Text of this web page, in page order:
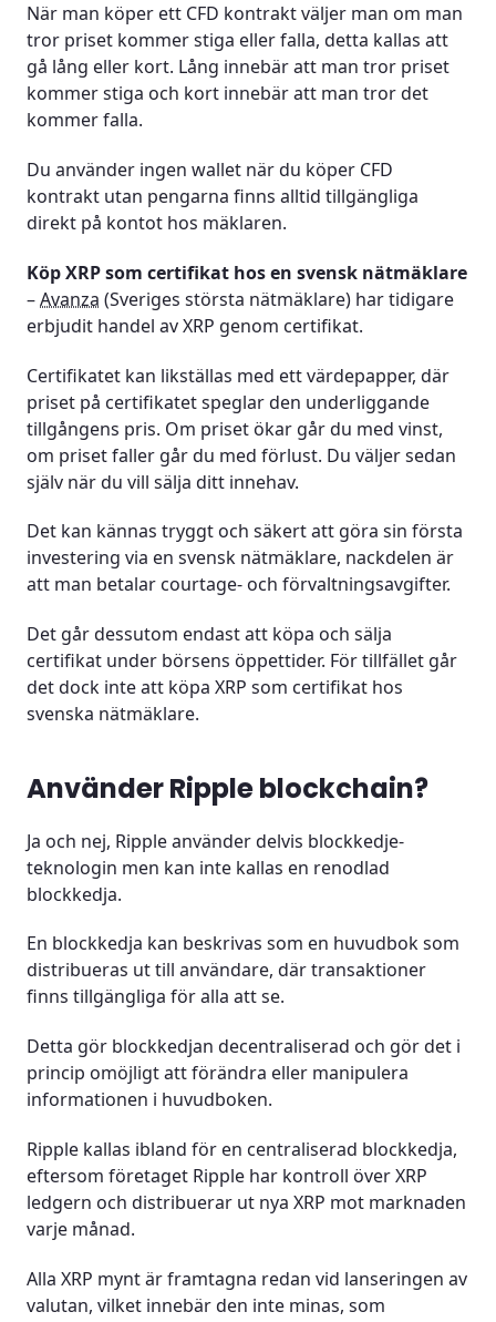
När man köper ett CFD kontrakt väljer man om man
tror priset kommer stiga eller falla, detta kallas att
gå lång eller kort. Lång innebär att man tror priset
kommer stiga och kort innebär att man tror det
kommer falla.
Du använder ingen wallet när du köper CFD
kontrakt utan pengarna finns alltid tillgängliga
direkt på kontot hos mäklaren.
Köp XRP som certifikat hos en svensk nätmäklare
–Avanza (Sveriges största nätmäklare) har tidigare
erbjudit handel av XRP genom certifikat.
Certifikatet kan likställas med ett värdepapper, där
priset på certifikatet speglar den underliggande
tillgångens pris. Om priset ökar går du med vinst,
om priset faller går du med förlust. Du väljer sedan
själv när du vill sälja ditt innehav.
Det kan kännas tryggt och säkert att göra sin första
investering via en svensk nätmäklare, nackdelen är
att man betalar courtage- och förvaltningsavgifter.
Det går dessutom endast att köpa och sälja
certifikat under börsens öppettider. För tillfället går
det dock inte att köpa XRP som certifikat hos
svenska nätmäklare.
Använder Ripple blockchain?
Ja och nej, Ripple använder delvis blockkedje-
teknologin men kan inte kallas en renodlad
blockkedja.
En blockkedja kan beskrivas som en huvudbok som
distribueras ut till användare, där transaktioner
finns tillgängliga för alla att se.
Detta gör blockkedjan decentraliserad och gör det i
princip omöjligt att förändra eller manipulera
informationen i huvudboken.
Ripple kallas ibland för en centraliserad blockkedja,
eftersom företaget Ripple har kontroll över XRP
ledgern och distribuerar ut nya XRP mot marknaden
varje månad.
Alla XRP mynt är framtagna redan vid lanseringen av
valutan, vilket innebär den inte minas, som